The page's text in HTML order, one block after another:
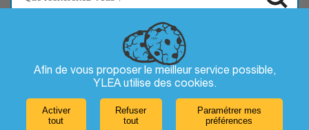
Afin de vous proposer le meilleur service possible,
YLEA utilise des cookies.
Activer
tout
Refuser
tout
Paramétrer mes
préférences